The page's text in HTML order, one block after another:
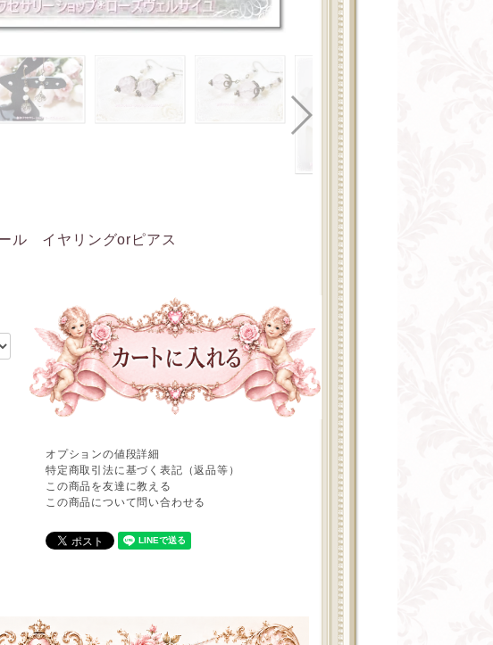
ル イヤリングorピアス
オプションの値段詳細
特定商取引法に基づく表記（返品等）
この商品を友達に教える
この商品について問い合わせる